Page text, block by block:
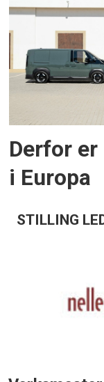
Derfor
i Europa
STILLING